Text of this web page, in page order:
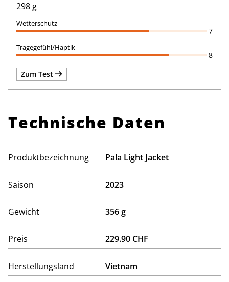
298 g
7
8
Zum Test
Technische Daten
Produktbezeichnung Pala Light Jacket
Saison 2023
Gewicht 356 g
Preis 229.90 CHF
Herstellungsland Vietnam